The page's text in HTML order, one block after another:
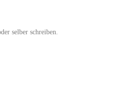
selber schreiben.